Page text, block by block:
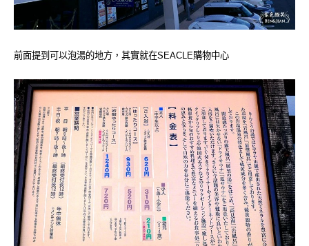
前面提到可以泡湯的地方，其實就在SEACLE購物中心